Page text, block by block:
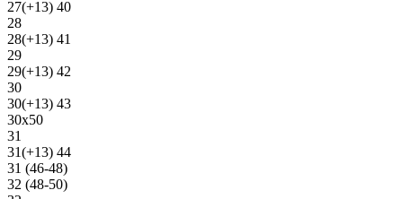
27(+13) 40
28
28(+13) 41
29
29(+13) 42
30
30(+13) 43
30х50
31
31(+13) 44
31 (46-48)
32 (48-50)